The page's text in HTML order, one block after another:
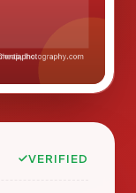
VERIFIED